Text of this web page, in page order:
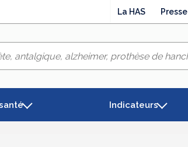
La HAS Presse
Indicateurs